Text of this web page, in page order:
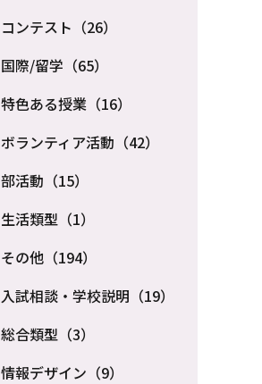
コンテスト（26）
国際/留学（65）
特色ある授業（16）
ボランティア活動（42）
部活動（15）
生活類型（1）
その他（194）
入試相談・学校説明（19）
総合類型（3）
情報デザイン（9）